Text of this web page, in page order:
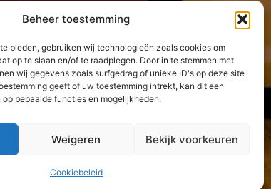
Beheer toestemming
bieden, gebruiken wij technologieën zoals cookies om
op te slaan en/of te raadplegen. Door in te stemmen met
wij gegevens zoals surfgedrag of unieke ID's op deze site
geeft of uw toestemming intrekt, kan dit een
bepaalde functies en mogelijkheden.
Weigeren Bekijk voorkeuren
Cookiebeleid
contact met ons op